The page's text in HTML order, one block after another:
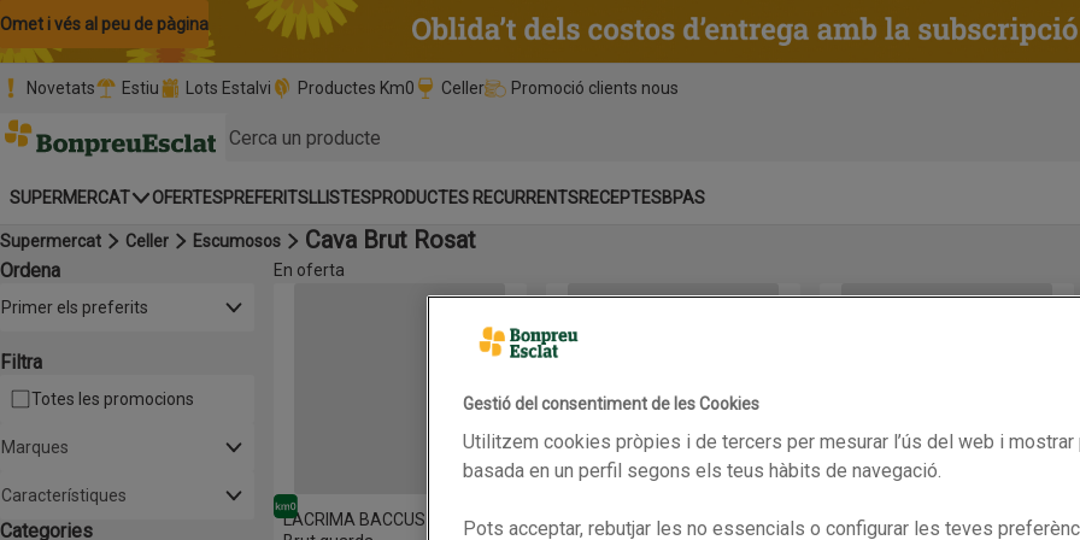
Omet i vés al contingut
Omet i vés a la cerca
Omet i vés al peu de pàgina
Novetats Estiu Lots Estalvi Productes Km0 Celler Promoció clients nous
SUPERMERCAT OFERTESPREFERITSLLISTESPRODUCTES RECURRENTSRECEPTESBPAS
Supermercat Celler Escumosos Cava Brut Rosat
Ordena
Primer els preferits
Filtra
Totes les promocions
Marques
Característiques
Categories
Llista de productes
En oferta
LACRIMA BACCUS Cava rosat Brut guarda
Km0
LACRIMA BACCUS Cava rosat
OLIVELLA FERRARI Cava rosat Brut guarda
OLIVELLA FERRARI Cava rosat
PERELADA Cava rosat Brut
PERELADA Cava rosat Brut
Gestió del consentiment de les Cookies
Utilitzem cookies pròpies i de tercers per mesurar l’ús del web i
basada en un perfil segons els teus hàbits de navegació.
Pots acceptar, rebutjar les no essencials o configurar les teves